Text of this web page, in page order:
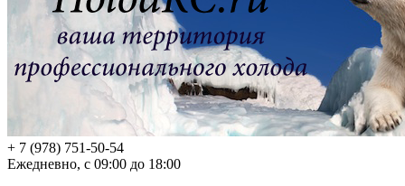
+ 7 (978) 751-50-54
Ежедневно, с 09:00 до 18:00